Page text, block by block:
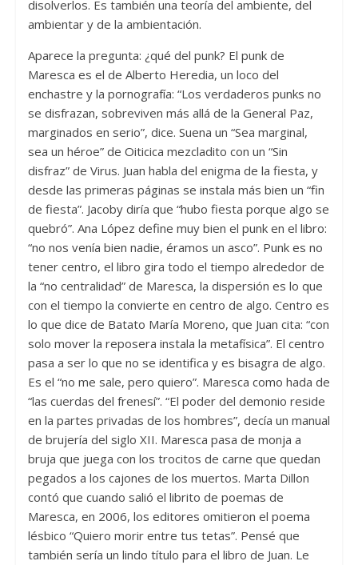
disolverlos. Es también una teoría del ambiente, del
ambientar y de la ambientación.
Aparece la pregunta: ¿qué del punk? El punk de
Maresca es el de Alberto Heredia, un loco del
enchastre y la pornografía: “Los verdaderos punks no
se disfrazan, sobreviven más allá de la General Paz,
marginados en serio”, dice. Suena un “Sea marginal,
sea un héroe” de Oiticica mezcladito con un “Sin
disfraz” de Virus. Juan habla del enigma de la fiesta, y
desde las primeras páginas se instala más bien un “fin
de fiesta”. Jacoby diría que “hubo fiesta porque algo se
quebró”. Ana López define muy bien el punk en el libro:
“no nos venía bien nadie, éramos un asco”. Punk es no
tener centro, el libro gira todo el tiempo alrededor de
la “no centralidad” de Maresca, la dispersión es lo que
con el tiempo la convierte en centro de algo. Centro es
lo que dice de Batato María Moreno, que Juan cita: “con
solo mover la reposera instala la metafísica”. El centro
pasa a ser lo que no se identifica y es bisagra de algo.
Es el “no me sale, pero quiero”. Maresca como hada de
“las cuerdas del frenesí”. “El poder del demonio reside
en la partes privadas de los hombres”, decía un manual
de brujería del siglo XII. Maresca pasa de monja a
bruja que juega con los trocitos de carne que quedan
pegados a los cajones de los muertos. Marta Dillon
contó que cuando salió el librito de poemas de
Maresca, en 2006, los editores omitieron el poema
lésbico “Quiero morir entre tus tetas”. Pensé que
también sería un lindo título para el libro de Juan. Le